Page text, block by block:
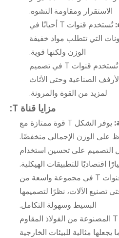
الاستقرار ومقاومة التشوه.
تُستخدم قنوات T أحيانًا في
التي تتطلب مواد خفيفة
الوزن ولكنها قوية.
تُستخدم قنوات T في تصميم
الصناعية وحتى الأثاث
لمزيد من القوة والمرونة.
مزايا قناة T:
يوفر الشكل T قوة ممتازة مع
على الوزن الإجمالي منخفضًا.
التصميم على تحسين استخدام
اقتصاديًا للتطبيقات الهيكلية.
يمكن استخدام قنوات T في مجموعة واسعة من
تصنيع الآلات، نظرًا لتصميمها
البسيط وسهولة التكامل.
تتميز قنوات T المصنوعة من الفولاذ المقاوم
يجعلها مثالية للبيئات الخارجية